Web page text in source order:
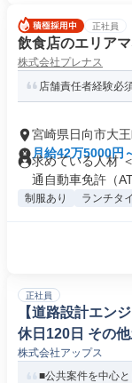
正社員
飲食店のエリア
株式会社プレナス
店舗責任者経験必
宮崎県日向市大
月給42万5000円
求めている人材
通自動車免許（
制服あり ランチタ
正社員
【道路設計エン
休日120日 その
株式会社アップス
■公共案件を中心